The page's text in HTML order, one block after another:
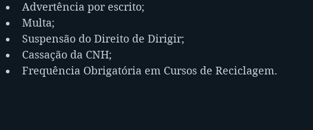
Advertência por escrito;
Multa;
Suspensão do Direito de Dirigir;
Cassação da CNH;
Frequência Obrigatória em Cursos de Reciclagem.